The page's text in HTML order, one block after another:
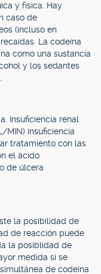
y física. Hay
caso de
(incluso en
La codeína
como una sustancia
y los sedantes
Insuficiencia renal
MIN) insuficiencia
tratamiento con las
el ácido
de úlcera
la posibilidad de
de reacción puede
la posiblidad de
medida si se
de codeína